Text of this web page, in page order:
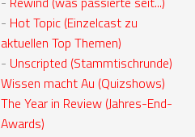
- Hot Topic (Einzelcast zu
aktuellen Top Themen)
- Unscripted (Stammtischrunde)
Wissen macht Au (Quizshows)
The Year in Review (Jahres-End-
Awards)